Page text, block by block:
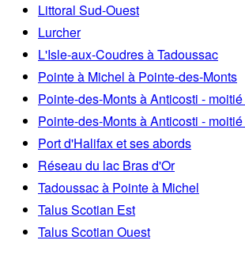
Littoral Sud-Ouest
Lurcher
L'Isle-aux-Coudres à Tadoussac
Pointe à Michel à Pointe-des-Monts
Pointe-des-Monts à Anticosti -
Pointe-des-Monts à Anticosti -
Port d'Halifax et ses abords
Réseau du lac Bras d'Or
Tadoussac à Pointe à Michel
Talus Scotian Est
Talus Scotian Ouest